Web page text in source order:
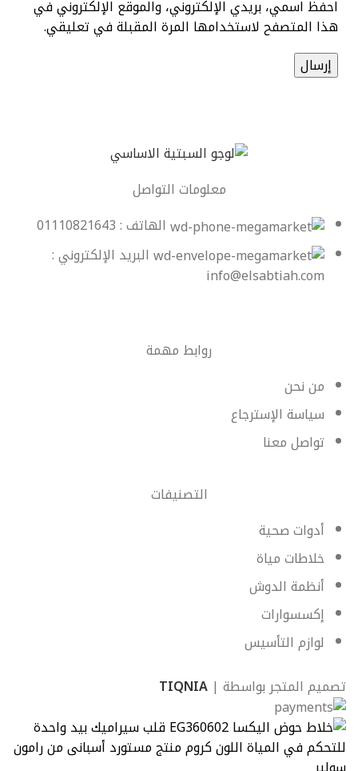
احفظ اسمي، بريدي الإلكتروني، والموقع الإلكتروني في
هذا المتصفح لاستخدامها المرة المقبلة في تعليقي.
معلومات التواصل
الهاتف : 01110821643
البريد الإلكتروني :
info@elsabtiah.com
روابط مهمة
من نحن
سياسة الإسترجاع
تواصل معنا
التصنيفات
أدوات صحية
خلاطات مياة
أنظمة الدوش
إكسسوارات
لوازم التأسيس
تصميم المتجر بواسطة | TIQNIA